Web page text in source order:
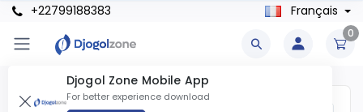
+22799188383 Français
0
Djogol Zone Mobile App
For better experience download